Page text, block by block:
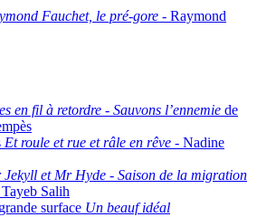
Fauchet, le pré-gore - Raymond
en fil à retordre - Sauvons l’ennemie de
Et roule et rue et râle en rêve - Nadine
et Mr Hyde - Saison de la migration
Salih
surface Un beauf idéal